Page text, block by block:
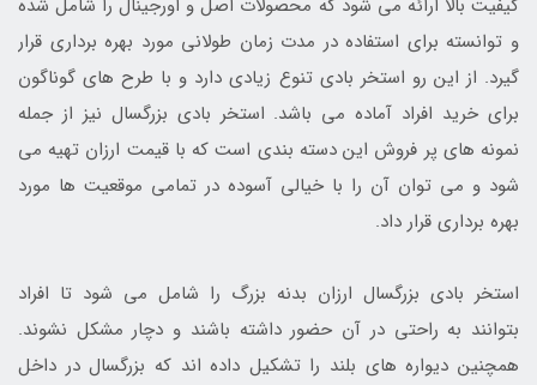
و توانسته برای استفاده در مدت زمان طولانی مورد بهره برداری قرار
گیرد. از این رو استخر بادی تنوع زیادی دارد و با طرح های گوناگون
برای خرید افراد آماده می باشد. استخر بادی بزرگسال نیز از جمله
نمونه های پر فروش این دسته بندی است که با قیمت ارزان تهیه می
شود و می توان آن را با خیالی آسوده در تمامی موقعیت ها مورد
بهره برداری قرار داد.
استخر بادی بزرگسال ارزان بدنه بزرگ را شامل می شود تا افراد
بتوانند به راحتی در آن حضور داشته باشند و دچار مشکل نشوند.
همچنین دیواره های بلند را تشکیل داده اند که بزرگسال در داخل